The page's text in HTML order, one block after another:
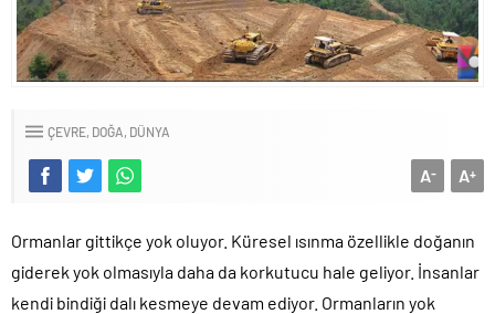
ÇEVRE DOĞA DÜNYA
A+
A-
Ormanlar gittikçe yok oluyor. Küresel ısınma özellikle doğanın
giderek yok olmasıyla daha da korkutucu hale geliyor. İnsanlar
kendi bindiği dalı kesmeye devam ediyor. Ormanların yok